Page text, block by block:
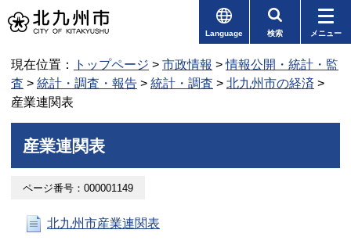
Language 検索 メニュー
現在位置： トップページ > 市政情報 >情報公開・統計・監
査 > 統計・調査・報告 > 統計・調査 > 北九州市の経済 >
産業連関表
産業連関表
ページ番号：000001149
北九州市産業連関表